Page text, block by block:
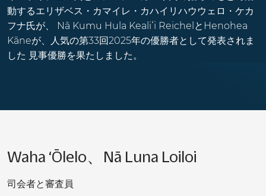
動するエリザベス・カマイレ・カハイリハウウェロ・ケカ
フナ氏が、
Nā Kumu Hula Kealiʻi ReichelとHenohea
Kāneが、人気の第33回2025年の優勝者として発表されま
した 見事優勝を果たしました。
Waha ‘Ōlelo、Nā Luna Loiloi
司会者と審査員